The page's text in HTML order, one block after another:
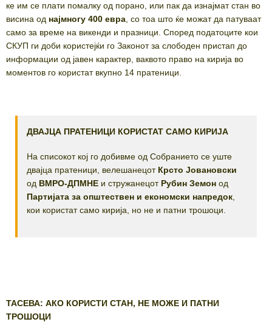
ке им се плати помалку од порано, или пак да изнајмат стан во
висина од најмногу 400 евра, со тоа што ќе можат да патуваат
само за време на викенди и празници. Според податоците кои
СКУП ги доби користејќи го Законот за слободен пристап до
информации од јавен карактер, ваквото право на кирија во
моментов го користат вкупно 14 пратеници.
ДВАЈЦА ПРАТЕНИЦИ КОРИСТАТ САМО КИРИЈА
На списокот кој го добивме од Собранието се уште
двајца пратеници, велешанецот Крсто Јовановски
од ВМРО-ДПМНЕ и стружанецот Рубин Земон од
Партијата за општествен и економски напредок,
кои користат само кирија, но не и патни трошоци.
ТАСЕВА: АКО КОРИСТИ СТАН, НЕ МОЖЕ И ПАТНИ
ТРОШОЦИ